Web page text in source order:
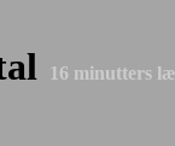
16 minutters